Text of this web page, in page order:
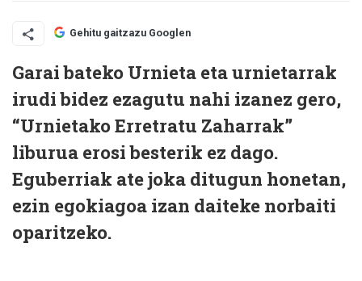
Gehitu gaitzazu Googlen
Garai bateko Urnieta eta urnietarrak
irudi bidez ezagutu nahi izanez gero,
“Urnietako Erretratu Zaharrak”
liburua erosi besterik ez dago.
Eguberriak ate joka ditugun honetan,
ezin egokiagoa izan daiteke norbaiti
oparitzeko.